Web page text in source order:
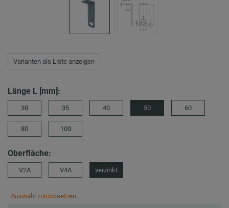
Varianten als Liste anzeigen
Länge L [mm]:
30 35 40 50 60
80 100
Oberfläche:
V2A V4A verzinkt
Auswahl zurücksetzen